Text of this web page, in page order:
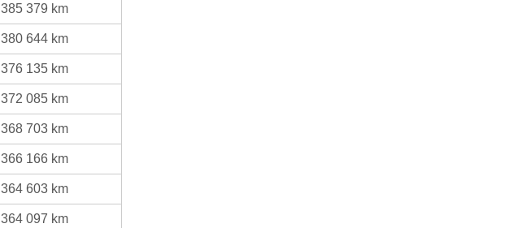
385 379 km
380 644 km
376 135 km
372 085 km
368 703 km
366 166 km
364 603 km
364 097 km